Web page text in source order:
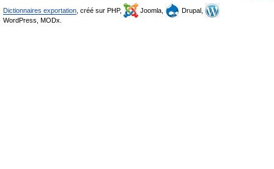
Dictionnaires exportation , créé sur PHP, Joomla,
Drupal,
WordPress, MODx.